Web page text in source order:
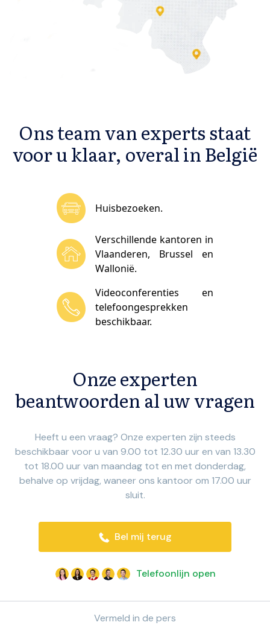
Ons team van experts staat
voor u klaar, overal in België
Huisbezoeken.
Verschillende kantoren in
Vlaanderen, Brussel en
Wallonië.
Videoconferenties en
telefoongesprekken
beschikbaar.
Onze experten
beantwoorden al uw vragen
Heeft u een vraag? Onze experten zijn steeds
beschikbaar voor u van 9.00 tot 12.30 uur en van 13.30
tot 18.00 uur van maandag tot en met donderdag,
behalve op vrijdag, waneer ons kantoor om 17.00 uur
sluit.
Bel mij terug
Telefoonlijn open
Vermeld in de pers